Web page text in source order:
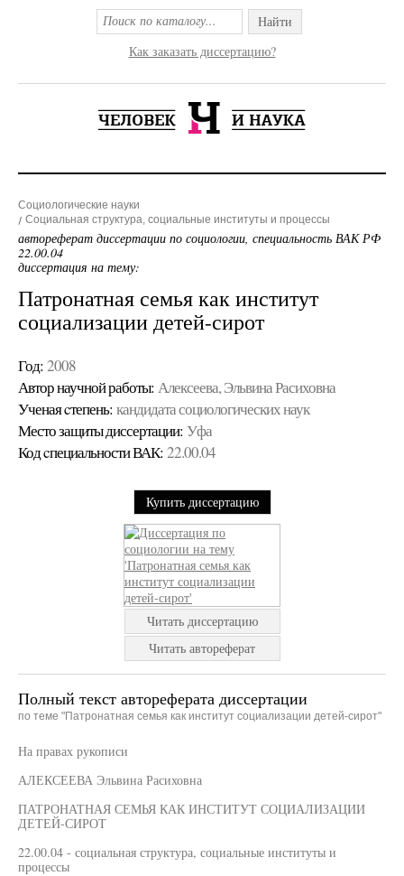
Найти
Как заказать диссертацию?
Социологические науки
Социальная структура, социальные институты и процессы
автореферат диссертации по социологии, специальность ВАК РФ
22.00.04
диссертация на тему:
Патронатная семья как институт
социализации детей-сирот
Год: 2008
Автор научной работы: Алексеева, Эльвина Расиховна
Ученая cтепень: кандидата социологических наук
Место защиты диссертации: Уфа
Код cпециальности ВАК: 22.00.04
Купить диссертацию
Читать диссертацию
Читать автореферат
Полный текст автореферата диссертации
по теме "Патронатная семья как институт социализации детей-сирот"
На правах рукописи
АЛЕКСЕЕВА Эльвина Расиховна
ПАТРОНАТНАЯ СЕМЬЯ КАК ИНСТИТУТ СОЦИАЛИЗАЦИИ
ДЕТЕЙ-СИРОТ
22.00.04 - социальная структура, социальные институты и
процессы